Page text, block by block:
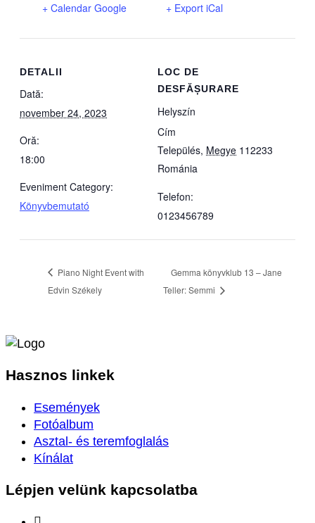
+ Calendar Google + Export iCal
DETALII
Dată:
november 24, 2023
Oră:
18:00
Eveniment Category:
Könyvbemutató
LOC DE
DESFĂȘURARE
Helyszín
Cím
Település, Megye 112233
Románia
Telefon:
0123456789
Piano Night Event with
Edvin Székely
Gemma könyvklub 13 – Jane
Teller: Semmi
Hasznos linkek
Események
Fotóalbum
Asztal- és teremfoglalás
Kínálat
Lépjen velünk kapcsolatba